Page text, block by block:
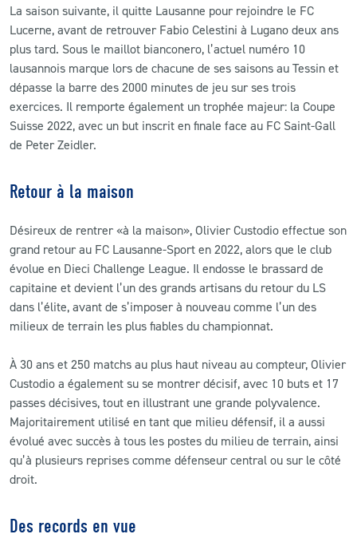
La saison suivante, il quitte Lausanne pour rejoindre le FC
Lucerne, avant de retrouver Fabio Celestini à Lugano deux ans
plus tard. Sous le maillot bianconero, l’actuel numéro 10
lausannois marque lors de chacune de ses saisons au Tessin et
dépasse la barre des 2000 minutes de jeu sur ses trois
exercices. Il remporte également un trophée majeur: la Coupe
Suisse 2022, avec un but inscrit en finale face au FC Saint-Gall
de Peter Zeidler.
Retour à la maison
Désireux de rentrer «à la maison», Olivier Custodio effectue son
grand retour au FC Lausanne-Sport en 2022, alors que le club
évolue en Dieci Challenge League. Il endosse le brassard de
capitaine et devient l’un des grands artisans du retour du LS
dans l’élite, avant de s’imposer à nouveau comme l’un des
milieux de terrain les plus fiables du championnat.
À 30 ans et 250 matchs au plus haut niveau au compteur, Olivier
Custodio a également su se montrer décisif, avec 10 buts et 17
passes décisives, tout en illustrant une grande polyvalence.
Majoritairement utilisé en tant que milieu défensif, il a aussi
évolué avec succès à tous les postes du milieu de terrain, ainsi
qu’à plusieurs reprises comme défenseur central ou sur le côté
droit.
Des records en vue